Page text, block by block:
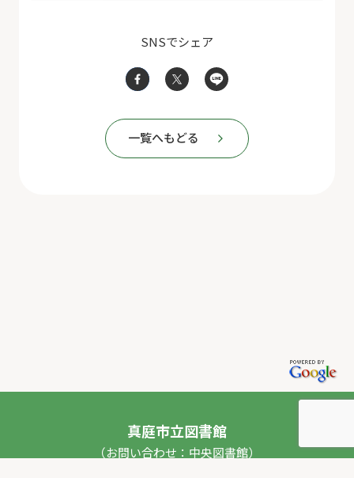
SNSでシェア
一覧へもどる
真庭市立図書館
（お問い合わせ：中央図書館）